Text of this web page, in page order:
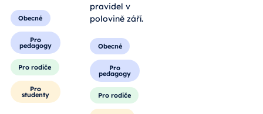
Obecné
Pro
pedagogy
Pro rodiče
Pro
studenty
pravidel v
polovině září.
Obecné
Pro
pedagogy
Pro rodiče